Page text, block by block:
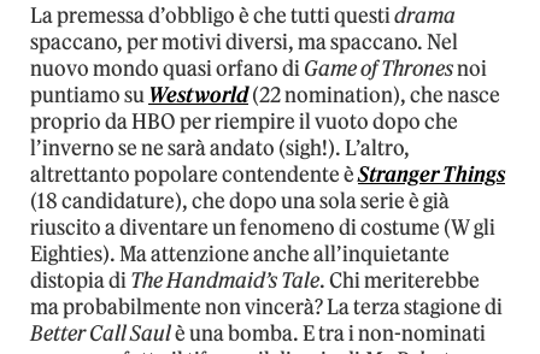
La premessa d’obbligo è che tutti questidrama
spaccano, per motivi diversi, ma spaccano. Nel
nuovo mondo quasi orfano diGame of Thronesnoi
puntiamo su Westworld(22 nomination), che nasce
proprio da HBO per riempire il vuoto dopo che
l’inverno se ne sarà andato (sigh!). L’altro,
altrettanto popolare contendente èStranger Things
(18 candidature), che dopo una sola serie è già
riuscito a diventare un fenomeno di costume (W gli
Eighties). Ma attenzione anche all’inquietante
distopia diThe Handmaid’s Tale. Chi meriterebbe
ma probabilmente non vincerà? La terza stagione di
Better Call Saulè una bomba. E tra i non-nominati